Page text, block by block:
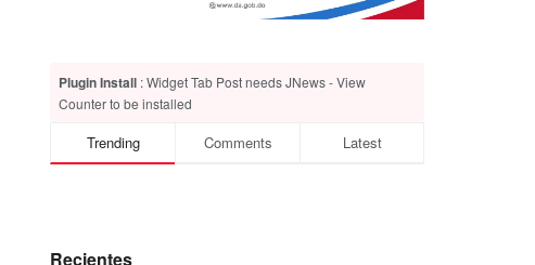
Plugin Install : Widget Tab Post needs JNews - View
Counter to be installed
Trending Comments Latest
Recientes